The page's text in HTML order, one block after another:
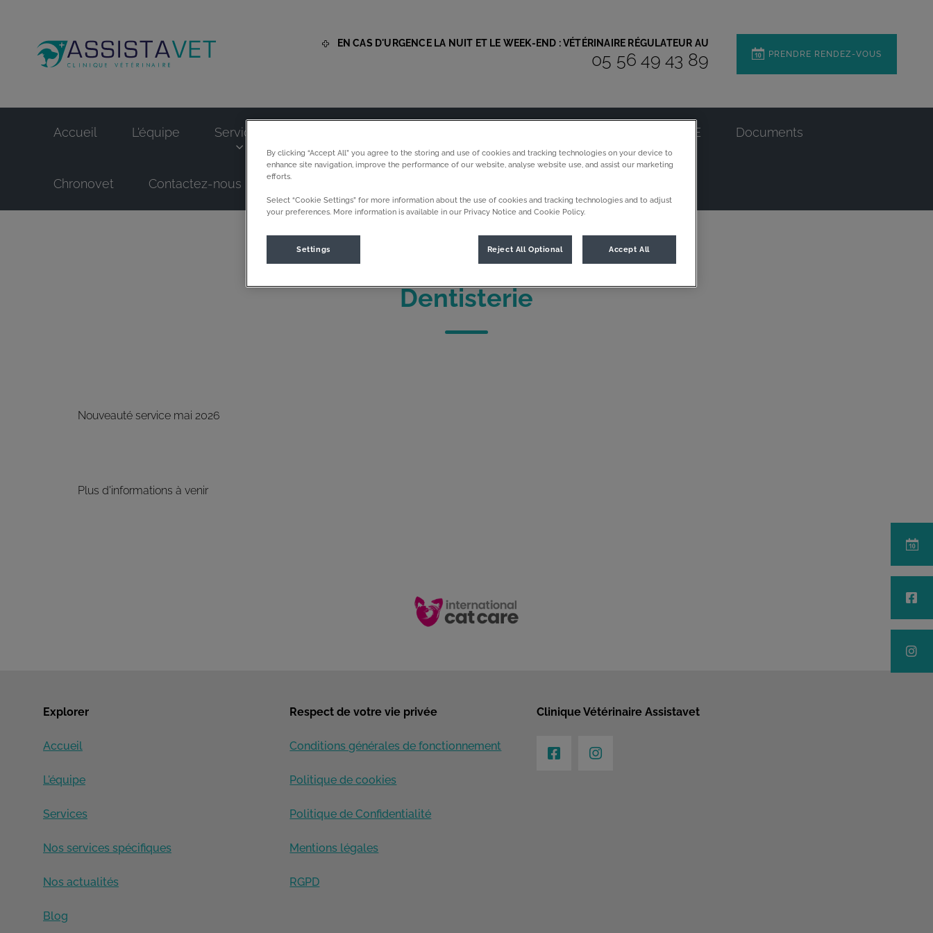
EN CAS D'URGENCE LA NUIT ET LE WEEK-END : VÉTÉRINAIRE RÉGULATEUR AU
05 56 49 43 89 PRENDRE RENDEZ-VOUS
Accueil L'équipe Services La RSE Documents
Chronovet Contactez-nous
Dentisterie
Nouveauté service mai 2026
Plus d'informations à venir
Explorer
Accueil
L'équipe
Services
Nos services spécifiques
Nos actualités
Blog
Respect de votre vie privée
Conditions générales de fonctionnement
Politique de cookies
Politique de Confidentialité
Mentions légales
RGPD
Clinique Vétérinaire Assistavet
By clicking “Accept All” you agree to the storing and use of cookies and tracking technologies on your device to
enhance site navigation, improve the performance of our website, analyse website use, and assist our marketing
efforts.
Select “Cookie Settings” for more information about the use of cookies and tracking technologies and to adjust
your preferences. More information is available in our Privacy Notice and Cookie Policy.
Settings Reject All Optional Accept All